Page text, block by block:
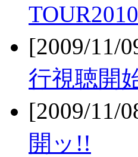
[2009/11/
行視聴開
[2009/11/
開ッ!!